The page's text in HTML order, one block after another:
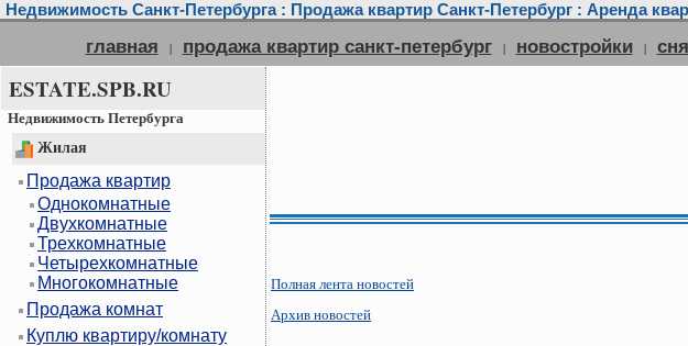
Недвижимость Санкт-Петербурга : Продажа квартир Санкт-Петербург : Аренда
главная | продажа квартир санкт-петербург | новостройки |
ESTATE.SPB.RU
Недвижимость Петербурга
Жилая
Продажа квартир
Однокомнатные
Двухкомнатные
Трехкомнатные
Четырехкомнатные
Многокомнатные
Продажа комнат
Куплю квартиру/комнату
Полная лента новостей
Архив новостей